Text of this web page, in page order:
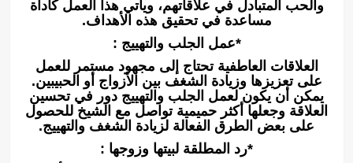
والحب المتبادل في علاقاتهم، ويأتي هذا العمل كأداة
مساعدة في تحقيق هذه الأهداف.
*عمل الجلب والتهييج :
العلاقات العاطفية تحتاج إلى مجهود مستمر للعمل
على تعزيزها وزيادة الشغف بين الأزواج أو الحبيبين.
يمكن أن يكون لعمل الجلب والتهييج دور في تحسين
العلاقة وجعلها أكثر حميمية تواصل مع الشيخ للحصول
على بعض الطرق الفعالة لزيادة الشغف والتهييج.
*رد المطلقة لبيتها وزوجها :